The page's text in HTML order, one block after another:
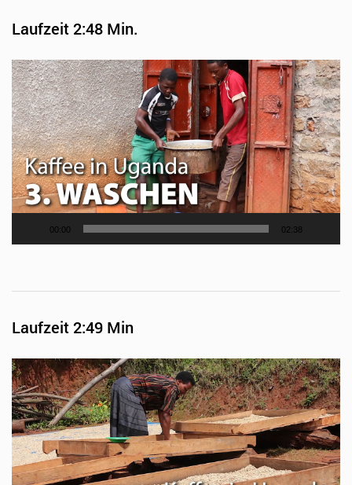
Laufzeit 2:48 Min.
Video-
Player
00:00 02:38
Laufzeit 2:49 Min
Video-
Player